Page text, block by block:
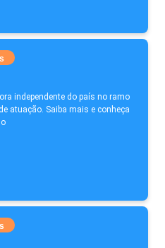
independente do país no ramo
atuação. Saiba mais e conheça